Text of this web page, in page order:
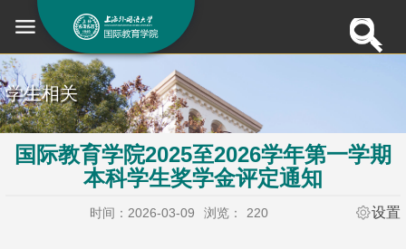
学生相关
国际教育学院2025至2026学年第一学期
本科学生奖学金评定通知
时间：2026-03-09 浏览： 220 设置